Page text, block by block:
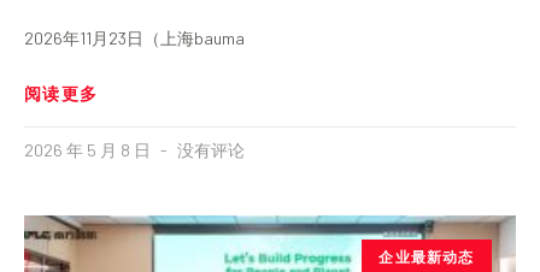
2026年11月23日（上海bauma
阅读更多
2026 年 5 月 8 日 没有评论
企业最新动态